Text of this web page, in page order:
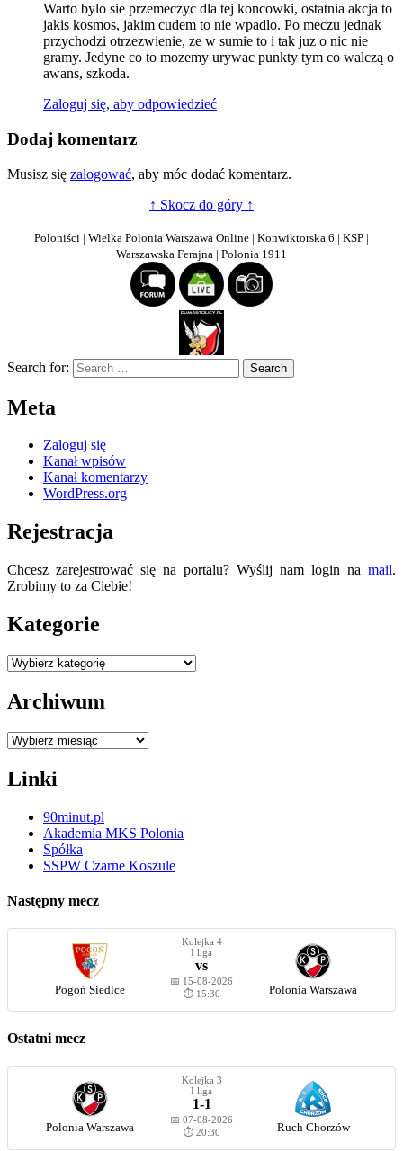
Warto bylo sie przemeczyc dla tej koncowki, ostatnia akcja to
jakis kosmos, jakim cudem to nie wpadlo. Po meczu jednak
przychodzi otrzezwienie, ze w sumie to i tak juz o nic nie
gramy. Jedyne co to mozemy urywac punkty tym co walczą o
awans, szkoda.
Zaloguj się, aby odpowiedzieć
Dodaj komentarz
Musisz się zalogować, aby móc dodać komentarz.
↑ Skocz do góry ↑
Poloniści | Wielka Polonia Warszawa Online | Konwiktorska 6 | KSP |
Warszawska Ferajna | Polonia 1911
Search for:
Meta
Zaloguj się
Kanał wpisów
Kanał komentarzy
WordPress.org
Rejestracja
Chcesz zarejestrować się na portalu? Wyślij nam login na mail.
Zrobimy to za Ciebie!
Kategorie
Kategorie
Archiwum
Archiwum
Linki
90minut.pl
Akademia MKS Polonia
Spółka
SSPW Czarne Koszule
Następny mecz
Pogoń Siedlce
Kolejka 4
I liga
vs
📅 15-08-2026
⏱️ 15:30
Polonia Warszawa
Ostatni mecz
Polonia Warszawa
Kolejka 3
I liga
1-1
📅 07-08-2026
⏱️ 20:30
Ruch Chorzów